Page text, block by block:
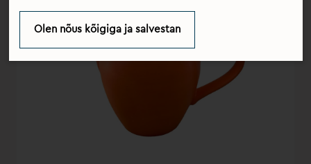
Olen nõus kõigiga ja salvestan